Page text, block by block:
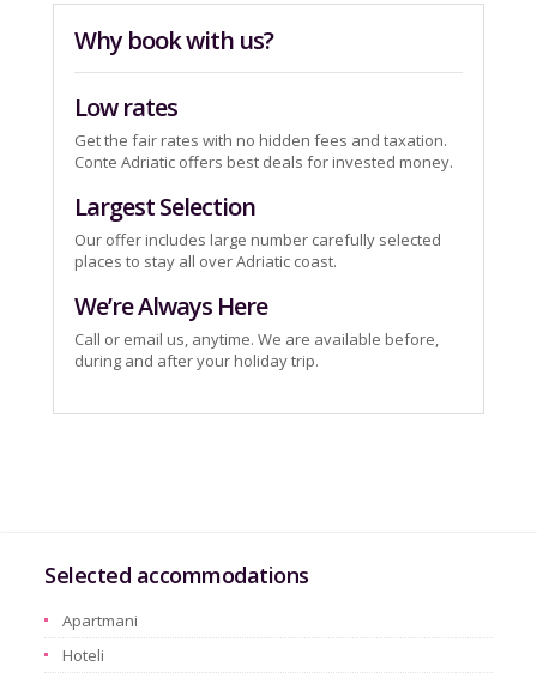
Why book with us?
Low rates
Get the fair rates with no hidden fees and taxation.
Conte Adriatic offers best deals for invested money.
Largest Selection
Our offer includes large number carefully selected
places to stay all over Adriatic coast.
We’re Always Here
Call or email us, anytime. We are available before,
during and after your holiday trip.
Selected accommodations
Apartmani
Hoteli